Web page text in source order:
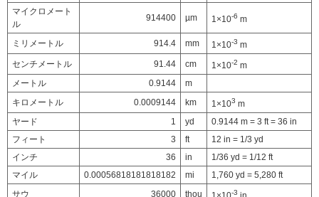
マイクロメート
ル
914400 µm 1×10-6 m
ミリメートル 914.4 mm 1×10-3 m
センチメートル
91.44 cm 1×10-2 m
メートル
0.9144
m
キロメートル
0.0009144 km 1×103 m
ヤード
1 yd
0.9144 m = 3 ft = 36 in
フィート
3 ft
12 in = 1/3 yd
インチ
36 in
1/36 yd = 1/12 ft
マイル
0.00056818181818182 mi
1,760 yd = 5,280 ft
サウ
36000 thou -3